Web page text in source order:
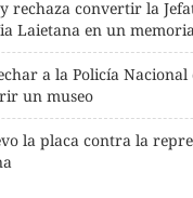
rechaza convertir la
Laietana en un
a la Policía Nacional
un museo
la placa contra la